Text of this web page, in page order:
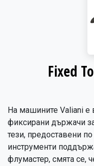
Fixed
На машините Valiani
фиксирани държачи
тези, предоставени
инструменти
флумастер, смята се,